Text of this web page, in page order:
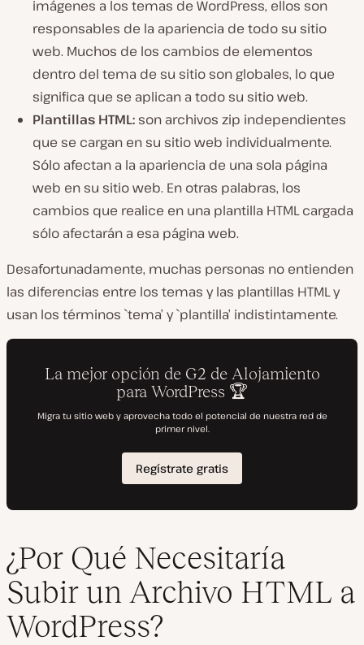
imágenes a los temas de WordPress, ellos son
responsables de la apariencia de todo su sitio
web. Muchos de los cambios de elementos
dentro del tema de su sitio son globales, lo que
significa que se aplican a todo su sitio web.
Plantillas HTML: son archivos zip independientes
que se cargan en su sitio web individualmente.
Sólo afectan a la apariencia de una sola página
web en su sitio web. En otras palabras, los
cambios que realice en una plantilla HTML cargada
sólo afectarán a esa página web.
Desafortunadamente, muchas personas no entienden
las diferencias entre los temas y las plantillas HTML y
usan los términos `tema’ y `plantilla’ indistintamente.
¿Por Qué Necesitaría
Subir un Archivo HTML a
WordPress?